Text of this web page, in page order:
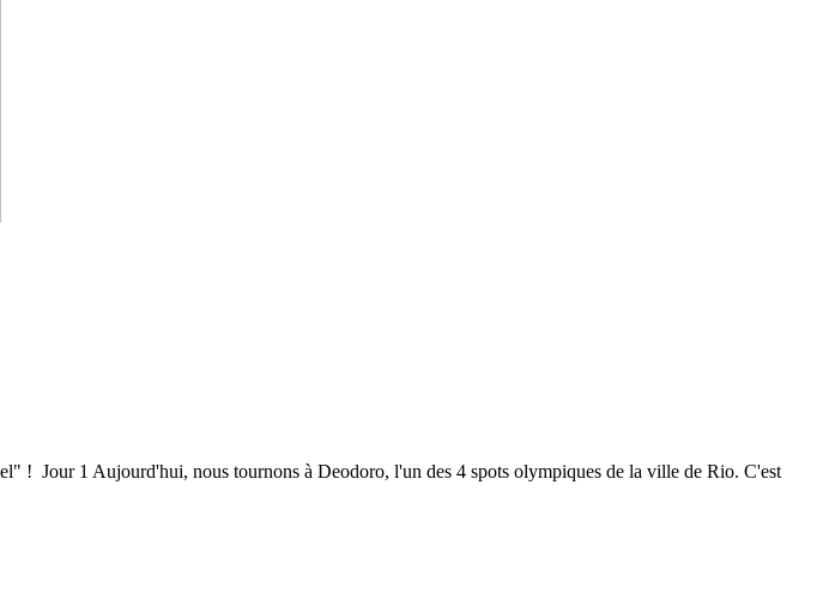
! Jour 1 Aujourd'hui, nous tournons à Deodoro, l'un des 4 spots olympiques de la ville de Rio. C'est